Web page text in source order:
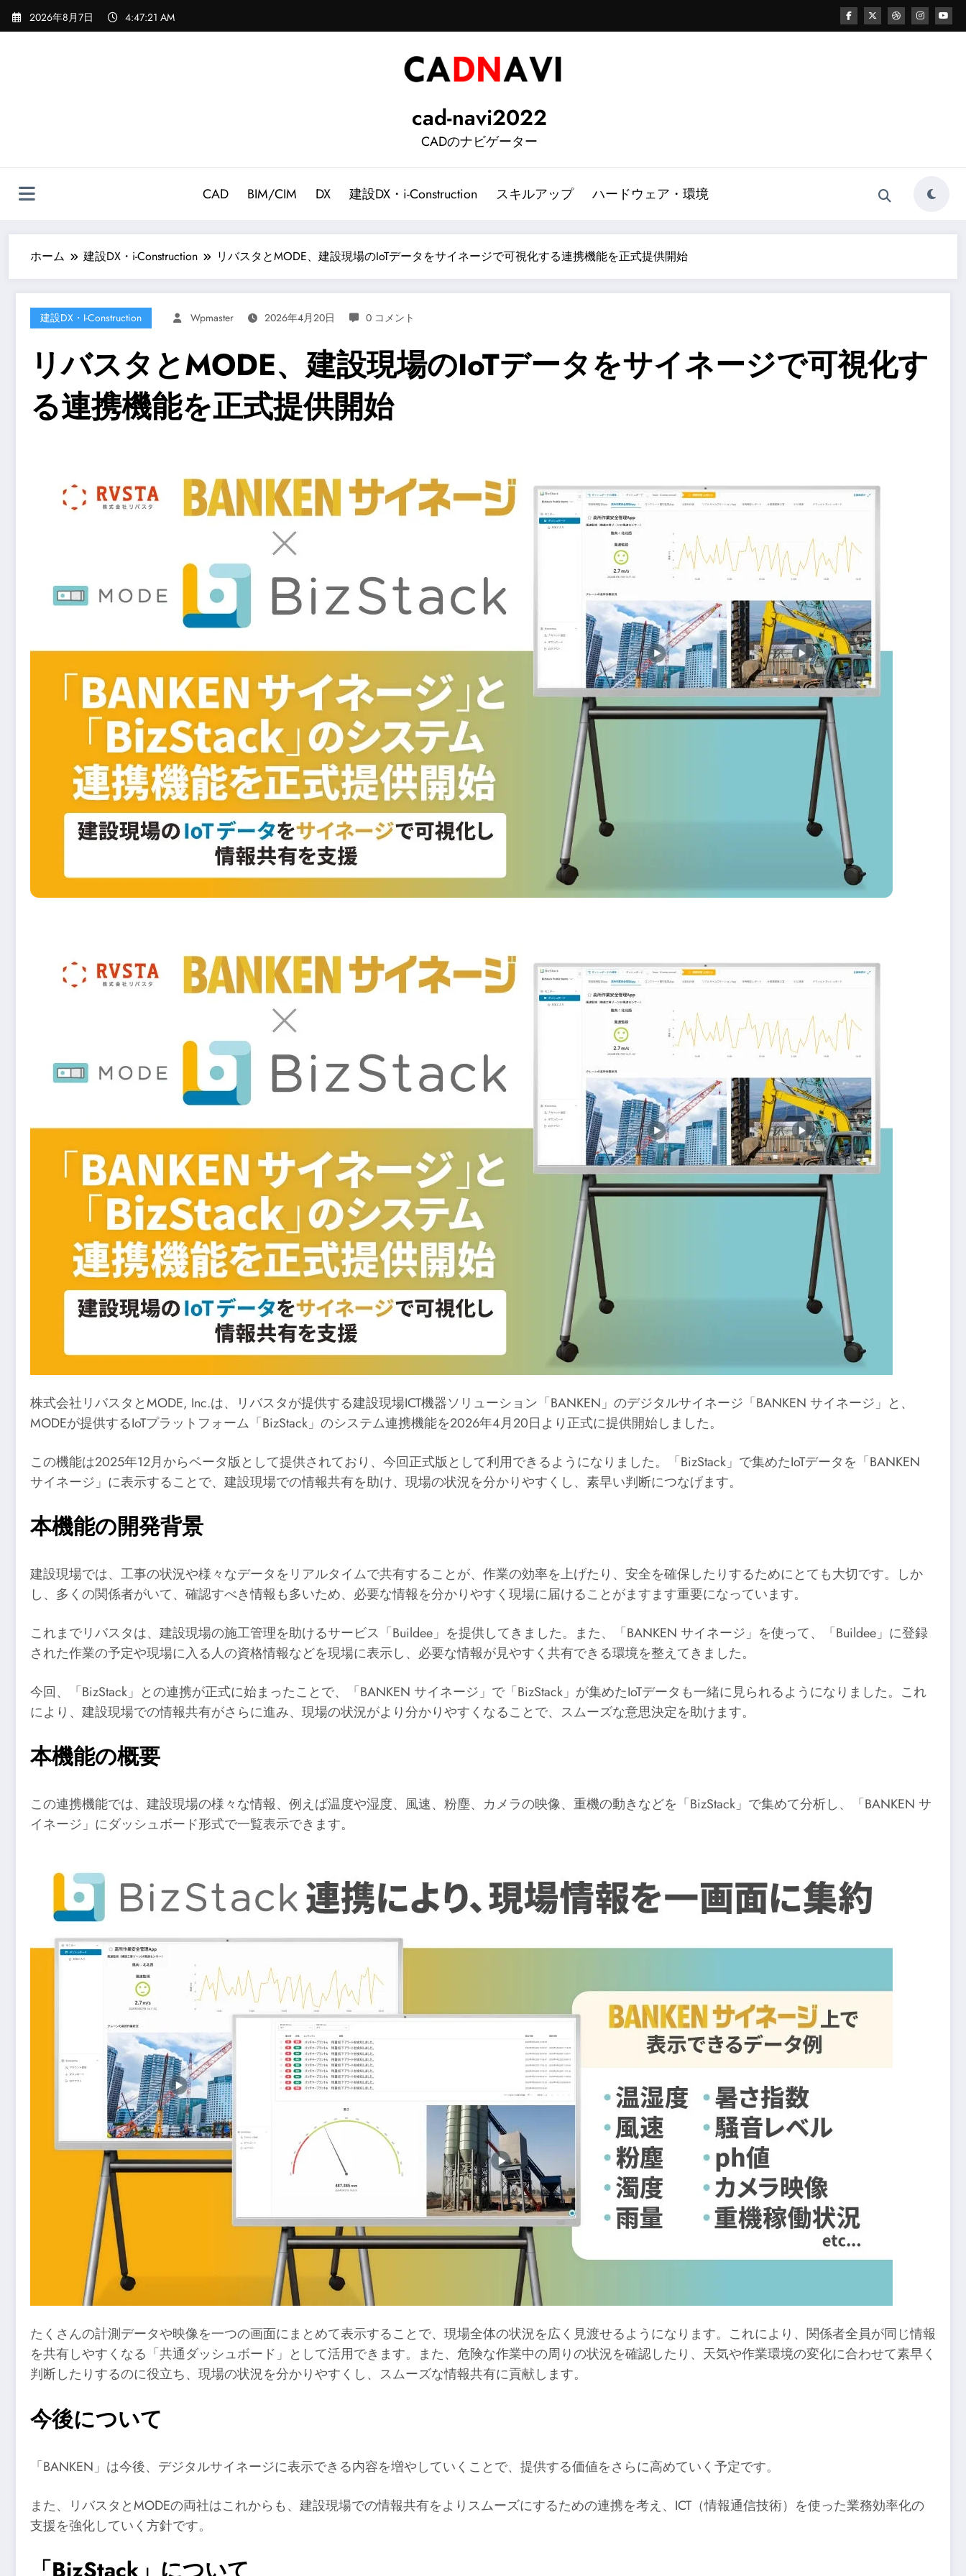
プ
2026年8月7日 4:47:22 AM
cad-navi2022
CADのナビゲーター
CAD BIM/CIM DX 建設DX・i-Construction スキルアップ ハードウェア・環境
ホーム 建設DX・i-Construction リバスタとMODE、建設現場のIoTデータをサイネージで可視化する連携機能を正式提供開始
建設DX・i-Construction Wpmaster 2026年4月20日 0 コメント
リバスタとMODE、建設現場のIoTデータをサイネージで可視化す
る連携機能を正式提供開始
株式会社リバスタとMODE, Inc.は、リバスタが提供する建設現場ICT機器ソリューション「BANKEN」のデジタルサイネージ「BANKEN サイネージ」と、
MODEが提供するIoTプラットフォーム「BizStack」のシステム連携機能を2026年4月20日より正式に提供開始しました。
この機能は2025年12月からベータ版として提供されており、今回正式版として利用できるようになりました。「BizStack」で集めたIoTデータを「BANKEN
サイネージ」に表示することで、建設現場での情報共有を助け、現場の状況を分かりやすくし、素早い判断につなげます。
本機能の開発背景
建設現場では、工事の状況や様々なデータをリアルタイムで共有することが、作業の効率を上げたり、安全を確保したりするためにとても大切です。しか
し、多くの関係者がいて、確認すべき情報も多いため、必要な情報を分かりやすく現場に届けることがますます重要になっています。
これまでリバスタは、建設現場の施工管理を助けるサービス「Buildee」を提供してきました。また、「BANKEN サイネージ」を使って、「Buildee」に登録
された作業の予定や現場に入る人の資格情報などを現場に表示し、必要な情報が見やすく共有できる環境を整えてきました。
今回、「BizStack」との連携が正式に始まったことで、「BANKEN サイネージ」で「BizStack」が集めたIoTデータも一緒に見られるようになりました。これ
により、建設現場での情報共有がさらに進み、現場の状況がより分かりやすくなることで、スムーズな意思決定を助けます。
本機能の概要
この連携機能では、建設現場の様々な情報、例えば温度や湿度、風速、粉塵、カメラの映像、重機の動きなどを「BizStack」で集めて分析し、「BANKEN サ
イネージ」にダッシュボード形式で一覧表示できます。
たくさんの計測データや映像を一つの画面にまとめて表示することで、現場全体の状況を広く見渡せるようになります。これにより、関係者全員が同じ情報
を共有しやすくなる「共通ダッシュボード」として活用できます。また、危険な作業中の周りの状況を確認したり、天気や作業環境の変化に合わせて素早く
判断したりするのに役立ち、現場の状況を分かりやすくし、スムーズな情報共有に貢献します。
今後について
「BANKEN」は今後、デジタルサイネージに表示できる内容を増やしていくことで、提供する価値をさらに高めていく予定です。
また、リバスタとMODEの両社はこれからも、建設現場での情報共有をよりスムーズにするための連携を考え、ICT（情報通信技術）を使った業務効率化の
支援を強化していく方針です。